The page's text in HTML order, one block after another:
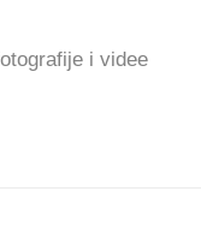
i videe